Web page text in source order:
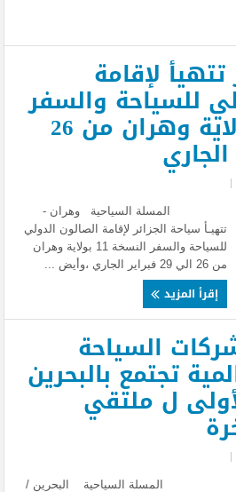
لإقامة
للسياحة والسفر
النسخة 11 بولاية وهران من 26
|
المسلة السياحية وهران -
تتهيـأ سياحة الجزائر لإقامة الصالون الدولي
للسياحة والسفر النسخة 11 بولاية وهران
من 26 الي 29 فبراير الجاري ،وأيض ...
إقرأ المزيد
السياحة
تجتمع بالبحرين
ل ملتقي
|
المسلة السياحية البحرين /